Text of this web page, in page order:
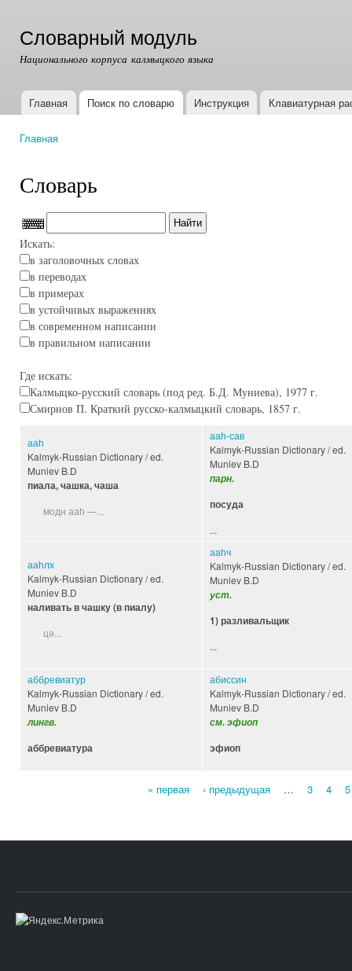
Словарный модуль
Национального корпуса калмыцкого языка
Главное меню
Главная Поиск по словарю Инструкция Клавиатурная
Главная
Словарь
Искать:
в заголовочных словах
в переводах
в примерах
в устойчивых выражениях
в современном написании
в правильном написании
Где искать:
Калмыцко-русский словарь (под ред. Б.Д. Муниева), 1977 г.
Смирнов П. Краткий русско-калмыцкий словарь, 1857 г.
ааһ
Kalmyk-Russian Dictionary / ed.
Muniev B.D
пиала, чашка, чаша
модн ааһ —...
ааһ-сав
Kalmyk-Russian Dictionary / ed.
Muniev B.D
парн.
посуда
...
ааһлх
Kalmyk-Russian Dictionary / ed.
Muniev B.D
наливать в чашку (в пиалу)
цә...
ааһч
Kalmyk-Russian Dictionary / ed.
Muniev B.D
уст.
1) разливальщик
...
аббревиатур
Kalmyk-Russian Dictionary / ed.
Muniev B.D
лингв.
аббревиатура
абиссин
Kalmyk-Russian Dictionary / ed.
Muniev B.D
см. эфиоп
эфиоп
« первая ‹ предыдущая … 3 4 5